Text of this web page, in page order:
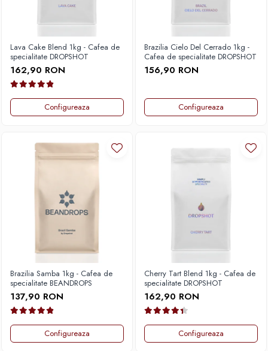
Lava Cake Blend 1kg - Cafea de
specialitate DROPSHOT
162,90 RON
Configureaza
Brazilia Cielo Del Cerrado 1kg -
Cafea de specialitate DROPSHOT
156,90 RON
Configureaza
Brazilia Samba 1kg - Cafea de
specialitate BEANDROPS
137,90 RON
Configureaza
Cherry Tart Blend 1kg - Cafea de
specialitate DROPSHOT
162,90 RON
Configureaza